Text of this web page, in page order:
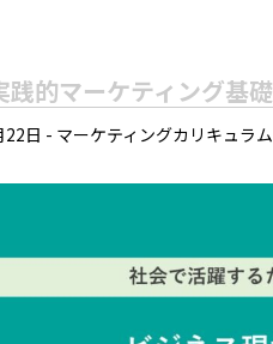
践的マーケティング基
22日 - マーケティングカリキュラム